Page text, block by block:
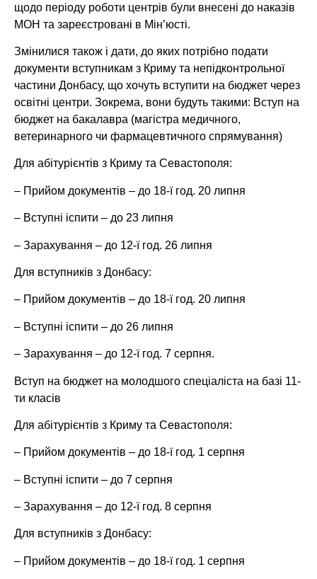
щодо періоду роботи центрів були внесені до наказів
МОН та зареєстровані в Мін’юсті.
Змінилися також і дати, до яких потрібно подати
документи вступникам з Криму та непідконтрольної
частини Донбасу, що хочуть вступити на бюджет через
освітні центри. Зокрема, вони будуть такими: Вступ на
бюджет на бакалавра (магістра медичного,
ветеринарного чи фармацевтичного спрямування)
Для абітурієнтів з Криму та Севастополя:
– Прийом документів – до 18-ї год. 20 липня
– Вступні іспити – до 23 липня
– Зарахування – до 12-ї год. 26 липня
Для вступників з Донбасу:
– Прийом документів – до 18-ї год. 20 липня
– Вступні іспити – до 26 липня
– Зарахування – до 12-ї год. 7 серпня.
Вступ на бюджет на молодшого спеціаліста на базі 11-
ти класів
Для абітурієнтів з Криму та Севастополя:
– Прийом документів – до 18-ї год. 1 серпня
– Вступні іспити – до 7 серпня
– Зарахування – до 12-ї год. 8 серпня
Для вступників з Донбасу:
– Прийом документів – до 18-ї год. 1 серпня